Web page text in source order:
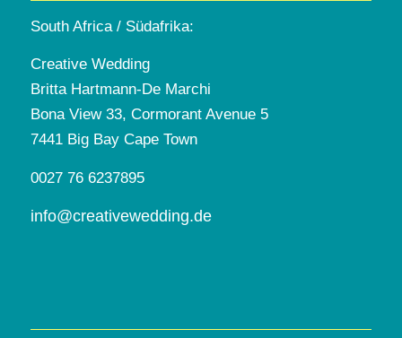
South Africa / Südafrika:
Creative Wedding
Britta Hartmann-De Marchi
Bona View 33, Cormorant Avenue 5
7441 Big Bay Cape Town
0027 76 6237895
info@creativewedding.de